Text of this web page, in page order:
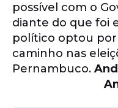
possível com o
diante do que foi
político optou
caminho nas
Pernambuco.
André